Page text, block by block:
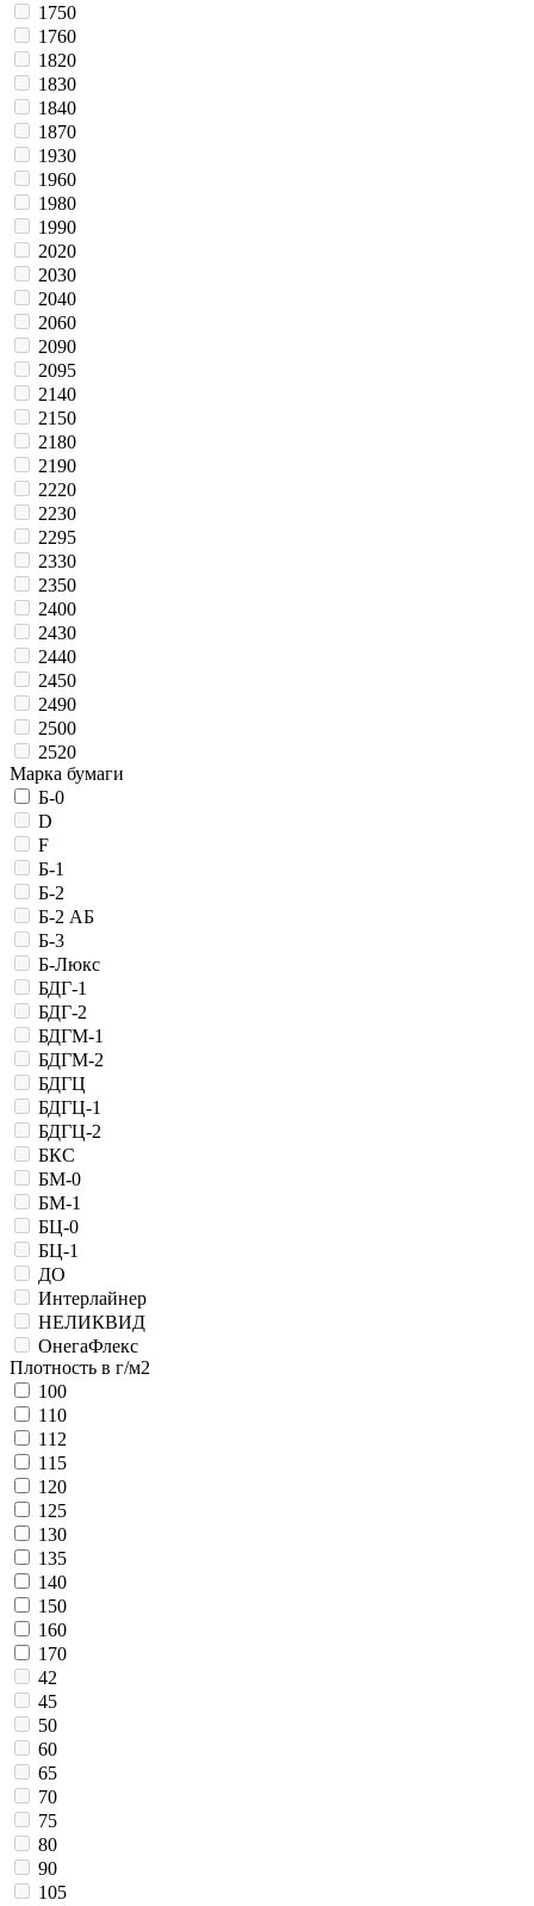
1750
1760
1820
1830
1840
1870
1930
1960
1980
1990
2020
2030
2040
2060
2090
2095
2140
2150
2180
2190
2220
2230
2295
2330
2350
2400
2430
2440
2450
2490
2500
2520
Марка бумаги
Б-0
D
F
Б-1
Б-2
Б-2 АБ
Б-3
Б-Люкс
БДГ-1
БДГ-2
БДГМ-1
БДГМ-2
БДГЦ
БДГЦ-1
БДГЦ-2
БКС
БМ-0
БМ-1
БЦ-0
БЦ-1
ДО
Интерлайнер
НЕЛИКВИД
ОнегаФлекс
Плотность в г/м2
100
110
112
115
120
125
130
135
140
150
160
170
42
45
50
60
65
70
75
80
90
105